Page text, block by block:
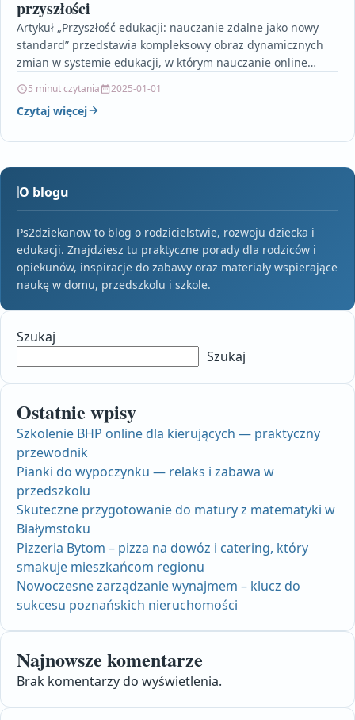
przyszłości
Artykuł „Przyszłość edukacji: nauczanie zdalne jako nowy
standard” przedstawia kompleksowy obraz dynamicznych
zmian w systemie edukacji, w którym nauczanie online
5 minut czytania 2025-01-01
Czytaj więcej
O blogu
Ps2dziekanow to blog o rodzicielstwie, rozwoju dziecka i
edukacji. Znajdziesz tu praktyczne porady dla rodziców i
opiekunów, inspiracje do zabawy oraz materiały wspierające
naukę w domu, przedszkolu i szkole.
Szukaj
Szukaj
Ostatnie wpisy
Szkolenie BHP online dla kierujących — praktyczny
przewodnik
Pianki do wypoczynku — relaks i zabawa w
przedszkolu
Skuteczne przygotowanie do matury z matematyki w
Białymstoku
Pizzeria Bytom – pizza na dowóz i catering, który
smakuje mieszkańcom regionu
Nowoczesne zarządzanie wynajmem – klucz do
sukcesu poznańskich nieruchomości
Najnowsze komentarze
Brak komentarzy do wyświetlenia.